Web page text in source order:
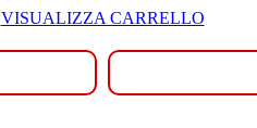
VISUALIZZA CARRELLO